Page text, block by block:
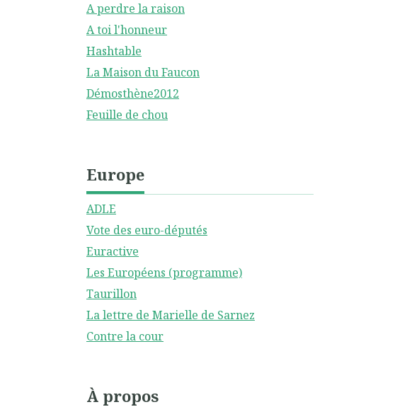
A perdre la raison
A toi l'honneur
Hashtable
La Maison du Faucon
Démosthène2012
Feuille de chou
Europe
ADLE
Vote des euro-députés
Euractive
Les Européens (programme)
Taurillon
La lettre de Marielle de Sarnez
Contre la cour
À propos